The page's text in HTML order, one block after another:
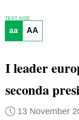
TEXT SIZE
aa AA
I leader
seconda
13 November